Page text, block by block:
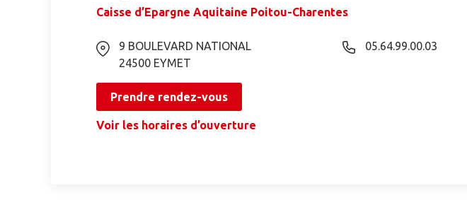
Caisse d’Epargne Aquitaine Poitou-Charentes
9 BOULEVARD NATIONAL
24500 EYMET
05.64.99.00.03
Prendre rendez-vous
Voir les horaires d’ouverture